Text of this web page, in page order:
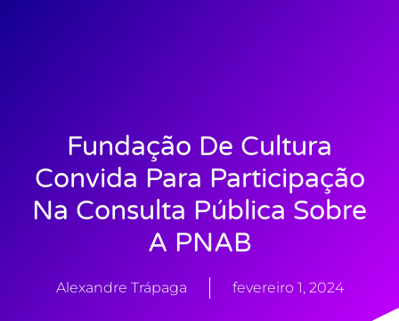
Fundação De Cultura
Convida Para Participação
Na Consulta Pública Sobre
A PNAB
Alexandre Trápaga fevereiro 1, 2024